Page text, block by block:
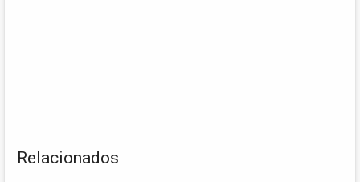
Relacionados